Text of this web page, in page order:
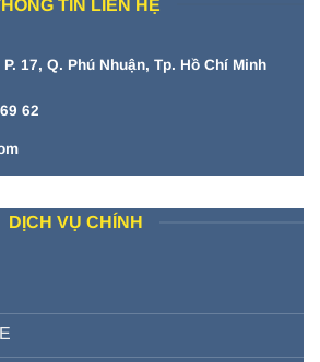
TIN LIÊN HỆ
17, Q. Phú Nhuận, Tp. Hồ Chí Minh
62
DỊCH VỤ CHÍNH